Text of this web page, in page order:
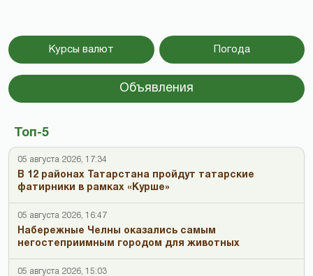
Курсы валют Погода
Объявления
Топ-5
05 августа 2026, 17:34
В 12 районах Татарстана пройдут татарские
фатирники в рамках «Курше»
05 августа 2026, 16:47
Набережные Челны оказались самым
негостеприимным городом для животных
05 августа 2026, 15:03